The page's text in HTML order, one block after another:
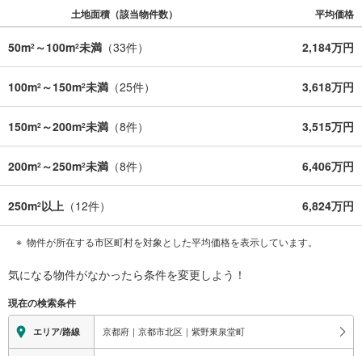
土地面積（該当物件数） 平均価格
50m2 ～100m2未満 （33件） 2,184万円
100m2 ～150m2未満 （25件） 3,618万円
150m2 ～200m2未満 （8件） 3,515万円
200m2 ～250m2未満 （8件） 6,406万円
250m2以上 （12件） 6,824万円
物件が所在する市区町村を対象とした平均価格を表示しています。
気になる物件がなかったら条件を変更しよう！
現在の検索条件
エリア/路線 京都府｜京都市北区｜紫野東泉堂町